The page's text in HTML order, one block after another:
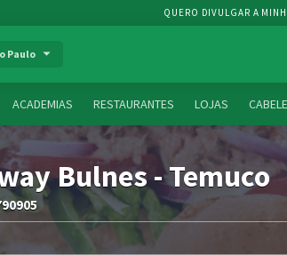
QUERO DIVULGAR A
Paulo
ACADEMIAS RESTAURANTES LOJAS
Bulnes - Temuco